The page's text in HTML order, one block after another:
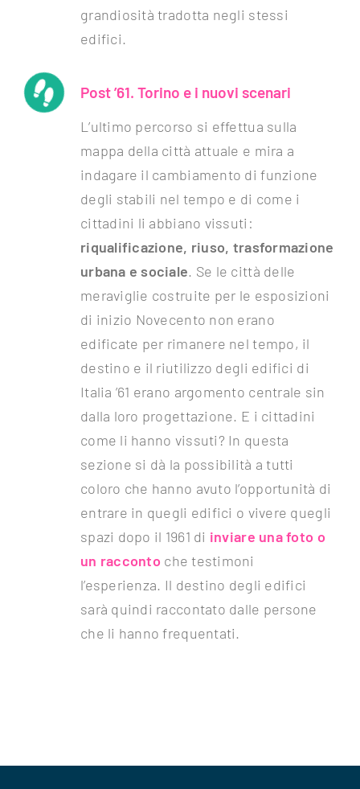
grandiosità tradotta negli stessi
edifici.
Post ’61. Torino e i nuovi scenari
L’ultimo percorso si effettua sulla
mappa della città attuale e mira a
indagare il cambiamento di funzione
degli stabili nel tempo e di come i
cittadini li abbiano vissuti:
riqualificazione, riuso, trasformazione
urbana e sociale. Se le città delle
meraviglie costruite per le esposizioni
di inizio Novecento non erano
edificate per rimanere nel tempo, il
destino e il riutilizzo degli edifici di
Italia ’61 erano argomento centrale sin
dalla loro progettazione. E i cittadini
come li hanno vissuti? In questa
sezione si dà la possibilità a tutti
coloro che hanno avuto l’opportunità di
entrare in quegli edifici o vivere quegli
spazi dopo il 1961 di inviare una foto o
un racconto che testimoni
l’esperienza. Il destino degli edifici
sarà quindi raccontato dalle persone
che li hanno frequentati.